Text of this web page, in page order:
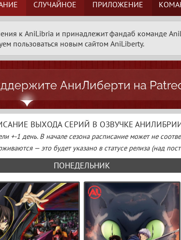
СЛУЧАЙНОЕ ПРИЛОЖЕНИЕ
к AniLibria и принадлежит фандаб команде
пользоваться новым сайтом AniLiberty.
ВЫХОДА СЕРИЙ В ОЗВУЧКЕ
+-1 день. В начале сезона расписание может не
— это будет указано в статусе релиза (над
ПОНЕДЕЛЬНИК